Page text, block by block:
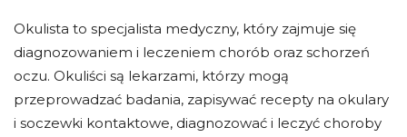
Okulista to specjalista medyczny, który zajmuje się
diagnozowaniem i leczeniem chorób oraz schorzeń
oczu. Okuliści są lekarzami, którzy mogą
przeprowadzać badania, zapisywać recepty na okulary
i soczewki kontaktowe, diagnozować i leczyć choroby